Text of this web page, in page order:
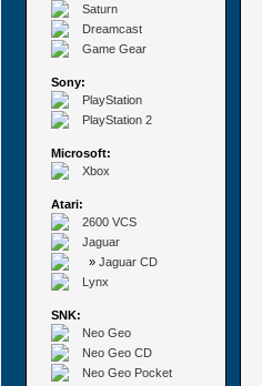
Saturn
Dreamcast
Game Gear
Sony:
PlayStation
PlayStation 2
Microsoft:
Xbox
Atari:
2600 VCS
Jaguar
» Jaguar CD
Lynx
SNK:
Neo Geo
Neo Geo CD
Neo Geo Pocket